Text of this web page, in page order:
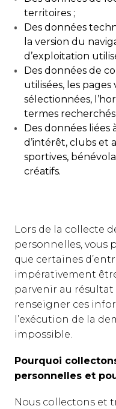
territoires ;
Des données
la version du
d’exploitation
Des données de
utilisées, les
sélectionnées,
termes recherchés
Des données liées
d’intérêt, clubs et
sportives,
créatifs.
Lors de la collecte
personnelles, vous
que certaines
impérativement
parvenir au
renseigner ces
l’exécution de la
impossible.
Pourquoi
personnelles et
Nous collectons et